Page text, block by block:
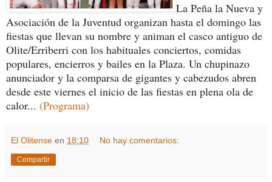
La Peña la Nueva y
Asociación de la Juventud organizan hasta el domingo las
fiestas que llevan su nombre y animan el casco antiguo de
Olite/Erriberri con los habituales conciertos, comidas
populares, encierros y bailes en la Plaza. Un chupinazo
anunciador y la comparsa de gigantes y cabezudos abren
desde este viernes el inicio de las fiestas en plena ola de
calor... (Programa)
El Olitense en 18:10 No hay comentarios:
Compartir